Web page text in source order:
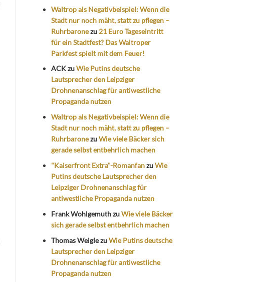
Waltrop als Negativbeispiel: Wenn die
Stadt nur noch mäht, statt zu pflegen –
Ruhrbaronezu 21 Euro Tageseintritt
für ein Stadtfest? Das Waltroper
Parkfest spielt mit dem Feuer!
ACKzuWie Putins deutsche
Lautsprecher den Leipziger
Drohnenanschlag für antiwestliche
Propaganda nutzen
Waltrop als Negativbeispiel: Wenn die
Stadt nur noch mäht, statt zu pflegen –
RuhrbaronezuWie viele Bäcker sich
gerade selbst entbehrlich machen
"Kaiserfront Extra"-RomanfanzuWie
Putins deutsche Lautsprecher den
Leipziger Drohnenanschlag für
antiwestliche Propaganda nutzen
Frank WohlgemuthzuWie viele Bäcker
sich gerade selbst entbehrlich machen
Thomas WeiglezuWie Putins deutsche
Lautsprecher den Leipziger
Drohnenanschlag für antiwestliche
Propaganda nutzen